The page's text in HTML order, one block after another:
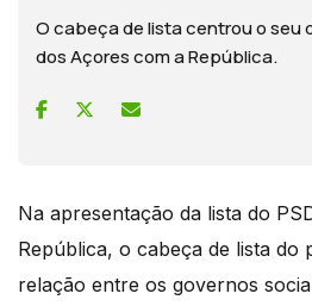
O cabeça de lista centrou o seu
dos Açores com a República.
Na apresentação da lista do
República, o cabeça de lista do
relação entre os governos